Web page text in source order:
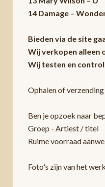
14 Damage –
Bieden via de site
Wij verkopen alleen
Wij testen en
Ophalen of
Ben je opzoek naar
Groep - Artiest / titel
Ruime voorraad
Foto's zijn van het